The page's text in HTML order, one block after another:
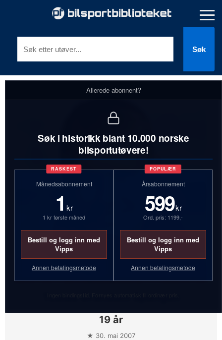
Søk
19 år
★ 30. mai 2007
Allerede abonnent?
Søk i historikk blant 10.000 norske
bilsportutøvere!
RASKEST
Månedsabonnement
1 kr
1 kr første måned
Bestill og logg inn med
Vipps
Annen betalingsmetode
POPULÆR
Årsabonnement
599kr
Ord. pris: 1199,-
Bestill og logg inn med
Vipps
Annen betalingsmetode